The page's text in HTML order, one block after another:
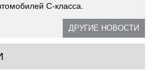
С-класса.
ДРУГИЕ НОВОСТИ